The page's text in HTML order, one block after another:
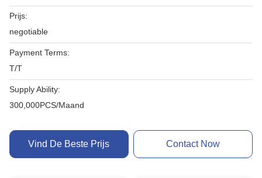
Prijs:
negotiable
Payment Terms:
T/T
Supply Ability:
300,000PCS/Maand
Vind De Beste Prijs Contact Now